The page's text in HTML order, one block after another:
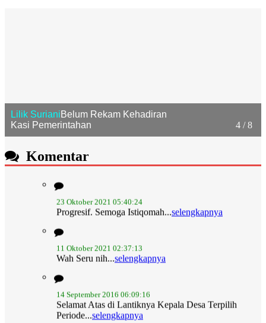
4 / 8
Lilik SurianiBelum Rekam Kehadiran
Kasi Pemerintahan
Komentar
23 Oktober 2021 05:40:24
Progresif. Semoga Istiqomah...
11 Oktober 2021 02:37:13
Wah Seru nih...
14 September 2016 06:09:16
Selamat Atas di Lantiknya Kepala Desa Terpilih
Periode...selengkapnya